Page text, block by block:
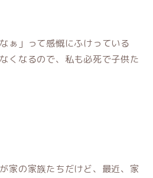
ぁ」って感慨にふけっている
くなるので、私も必死で子供た
家の家族たちだけど、最近、家